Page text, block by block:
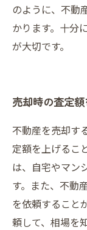
のように、不動
かります。十分
が大切です。
売却時の査定
不動産を売却す
定額を上げるこ
は、自宅やマン
す。また、不動
を依頼すること
頼して、相場を